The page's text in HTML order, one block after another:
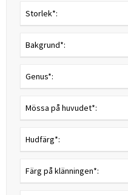
Storlek*:
Bakgrund*:
Genus*:
Mössa på huvudet*:
Hudfärg*:
Färg på klänningen*: